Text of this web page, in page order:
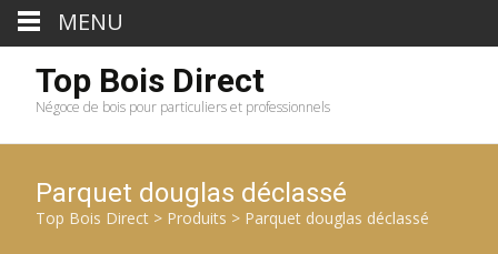
Top Bois Direct
Négoce de bois pour particuliers et professionnels
Parquet douglas déclassé
Top Bois Direct > Produits > Parquet douglas déclassé
MENU